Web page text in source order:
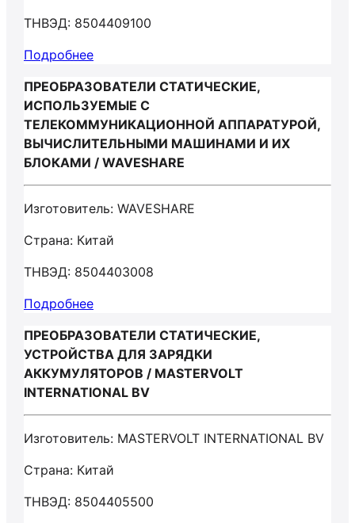
ТНВЭД: 8504409100
Подробнее
ПРЕОБРАЗОВАТЕЛИ СТАТИЧЕСКИЕ,
ИСПОЛЬЗУЕМЫЕ С
ТЕЛЕКОММУНИКАЦИОННОЙ АППАРАТУРОЙ,
ВЫЧИСЛИТЕЛЬНЫМИ МАШИНАМИ И ИХ
БЛОКАМИ / WAVESHARE
Изготовитель: WAVESHARE
Страна: Китай
ТНВЭД: 8504403008
Подробнее
ПРЕОБРАЗОВАТЕЛИ СТАТИЧЕСКИЕ,
УСТРОЙСТВА ДЛЯ ЗАРЯДКИ
АККУМУЛЯТОРОВ / MASTERVOLT
INTERNATIONAL BV
Изготовитель: MASTERVOLT INTERNATIONAL BV
Страна: Китай
ТНВЭД: 8504405500